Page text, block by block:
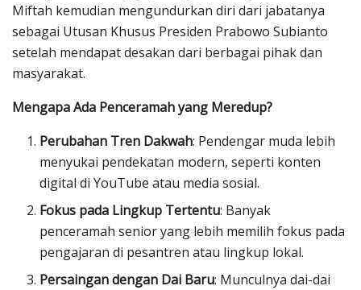
Miftah kemudian mengundurkan diri dari jabatanya
sebagai Utusan Khusus Presiden Prabowo Subianto
setelah mendapat desakan dari berbagai pihak dan
masyarakat.
Mengapa Ada Penceramah yang Meredup?
Perubahan Tren Dakwah: Pendengar muda lebih
menyukai pendekatan modern, seperti konten
digital di YouTube atau media sosial.
Fokus pada Lingkup Tertentu: Banyak
penceramah senior yang lebih memilih fokus pada
pengajaran di pesantren atau lingkup lokal.
Persaingan dengan Dai Baru: Munculnya dai-dai